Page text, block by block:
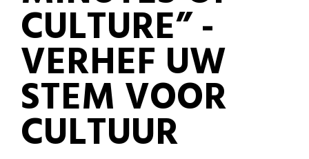
CULTURE” -
VERHEF UW
STEM VOOR
CULTUUR